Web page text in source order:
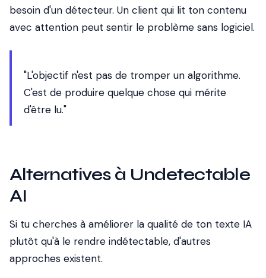
besoin d'un détecteur. Un client qui lit ton contenu
avec attention peut sentir le problème sans logiciel.
"L'objectif n'est pas de tromper un algorithme.
C'est de produire quelque chose qui mérite
d'être lu."
Alternatives à Undetectable
AI
Si tu cherches à améliorer la qualité de ton texte IA
plutôt qu'à le rendre indétectable, d'autres
approches existent.